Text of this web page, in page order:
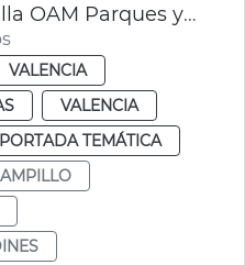
Estabilización plantilla OAM Parques y Jardines
VALENCIA
VALENCIA
TEMÁTICA